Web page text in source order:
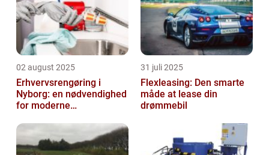
02 august 2025
Erhvervsrengøring i
Nyborg: en nødvendighed
for moderne
31 juli 2025
Flexleasing: Den smarte
måde at lease din
drømmebil